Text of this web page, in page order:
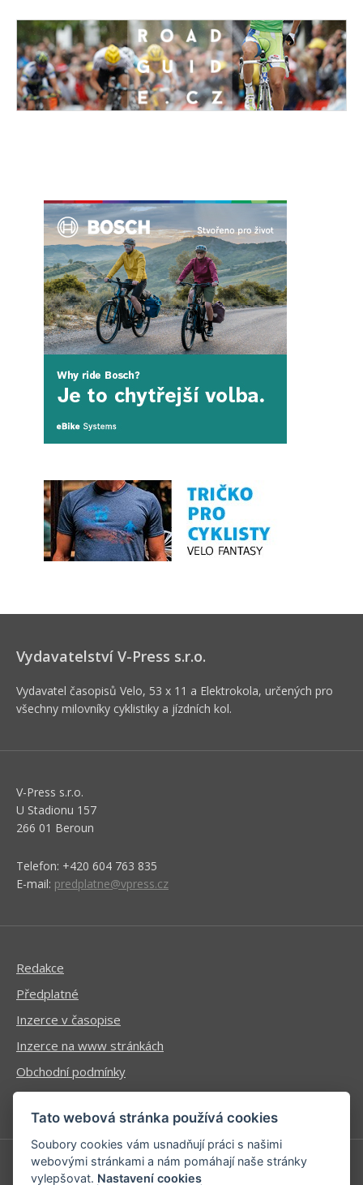
Vydavatelství V-Press s.r.o.
Vydavatel časopisů Velo, 53 x 11 a Elektrokola, určených pro
všechny milovníky cyklistiky a jízdních kol.
V-Press s.r.o.
U Stadionu 157
266 01 Beroun
Telefon: +420 604 763 835
E-mail: predplatne@vpress.cz
Redakce
Předplatné
Inzerce v časopise
Inzerce na www stránkách
Obchodní podmínky
Ochrana osobních údajů
Příhlášení | Registrace
Tato webová stránka používá cookies
Soubory cookies vám usnadňují práci s našimi
webovými stránkami a nám pomáhají naše stránky
vylepšovat. Nastavení cookies